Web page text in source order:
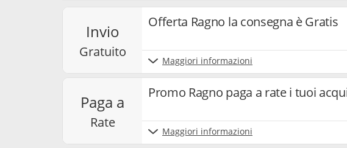
e cookie utilizzati per misurare i risultati. Posso revocare il mio
e annullare l’iscrizione alla newsletter. Per maggiori
nostraprivacy policy
invio
gratuito
Offerta Ragno la consegna è Gratis
Maggiori informazioni
paga a
rate
Promo Ragno paga a rate i tuoi
Maggiori informazioni